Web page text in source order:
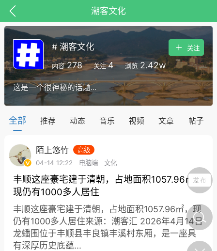
潮客文化
抗击疫情 潮客康养 十里凤凰
丰顺民生
人，这份规范使
账户倡议书请查
0
丰顺民生
批开展现代化建设的中心镇
名单！怎么做到的？ 来
源：财丰民顺 2026年8月9
日
陌上悠竹 0
人物
# 潮客文化
内容 278 关注 4 浏览 2.42w
关注
这是一个很神秘的话题...
全部 推荐 动态 音乐 视频 文章 帖子
陌上悠竹
高级
04-14 12:22
电脑端 文化
丰顺这座豪宅建于清朝，占地面积1057.96㎡，
现仍有1000多人居住
丰顺这座豪宅建于清朝，占地面积1057.96㎡，现
仍有1000多人居住来源：潮客汇 2026年4月14日
龙蟠围位于丰顺县丰良镇丰溪村东厢，是一座具
有深厚历史底蕴...